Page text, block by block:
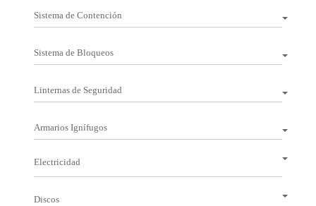
Sistema de Contención
Sistema de Bloqueos
Linternas de Seguridad
Armarios Ignífugos
Electricidad
Discos